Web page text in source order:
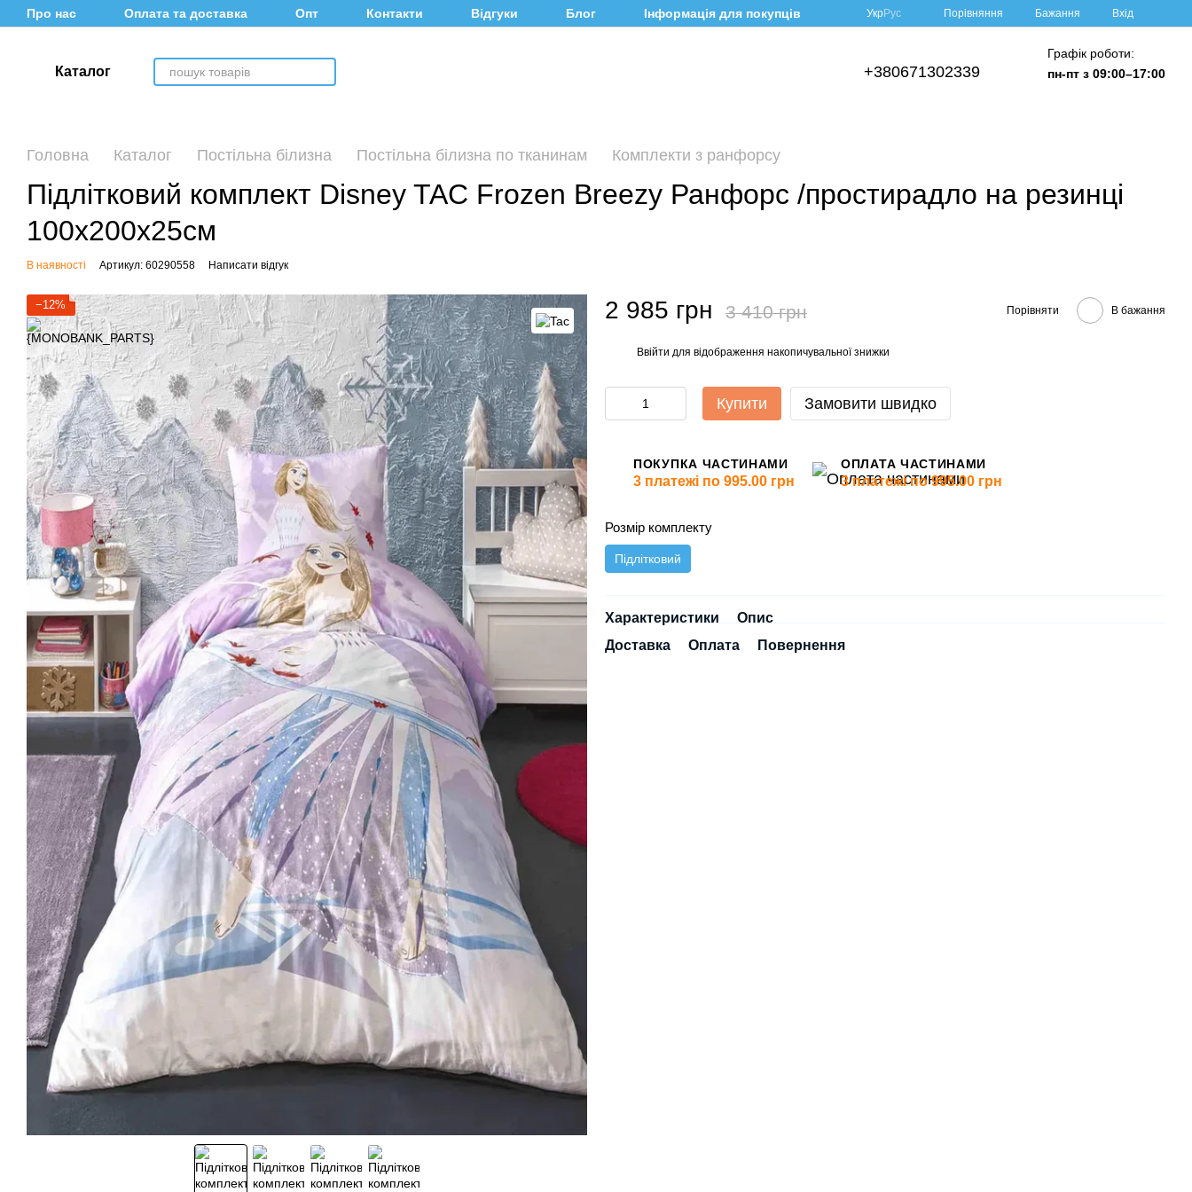
Перейти до основного контенту
Про нас Оплата та доставка Опт Контакти Відгуки Блог Інформація для покупців УкрРус Порівняння Бажання Вхід
Каталог +380671302339
Графік роботи:
пн-пт з 09:00–17:00
Головна Каталог Постільна білизна Постільна білизна по тканинам Комплекти з ранфорсу
Підлітковий комплект Disney TAC Frozen Breezy Ранфорс /простирадло на резинці
100х200х25см
В наявності Артикул: 60290558 Написати відгук
−12% 2 985 грн 3 410 грн Порівняти В бажання
Ввійти для відображення накопичувальної знижки
Купити Замовити швидко
ПОКУПКА ЧАСТИНАМИ
3 платежі по 995.00 грн
ОПЛАТА ЧАСТИНАМИ
3 платежі по 995.00 грн
Розмір комплекту
Підлітковий
Характеристики
Опис
Доставка
Оплата Повернення